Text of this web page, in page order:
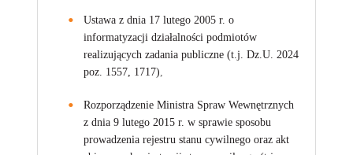
Ustawa z dnia 17 lutego 2005 r. o
informatyzacji działalności podmiotów
realizujących zadania publiczne (t.j. Dz.U. 2024
poz. 1557, 1717),
Rozporządzenie Ministra Spraw Wewnętrznych
z dnia 9 lutego 2015 r. w sprawie sposobu
prowadzenia rejestru stanu cywilnego oraz akt